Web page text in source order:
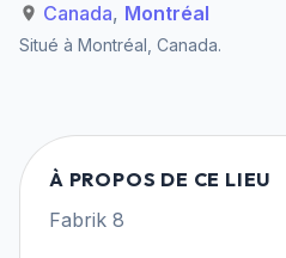
Canada, Montréal
Situé à Montréal Canada.
À PROPOS DE CE LIEU
Fabrik 8